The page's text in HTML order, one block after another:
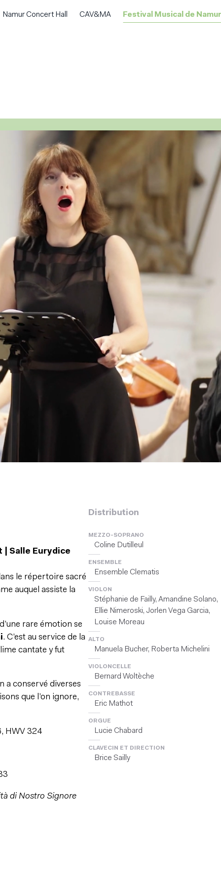
Namur Concert Hall CAV&MA Festival Musical de Namur
| Salle Eurydice
le répertoire sacré
auquel assiste la
rare émotion se
. C’est au service de la
cantate y fut
a conservé diverses
que l’on ignore,
HWV 324
di Nostro Signore
Distribution
MEZZO-SOPRANO
Coline Dutilleul
ENSEMBLE
Ensemble Clematis
VIOLON
Stéphanie de Failly, Amandine Solano,
Ellie Nimeroski, Jorlen Vega Garcia,
Louise Moreau
ALTO
Manuela Bucher, Roberta Michelini
VIOLONCELLE
Bernard Woltèche
CONTREBASSE
Eric Mathot
ORGUE
Lucie Chabard
CLAVECIN ET DIRECTION
Brice Sailly